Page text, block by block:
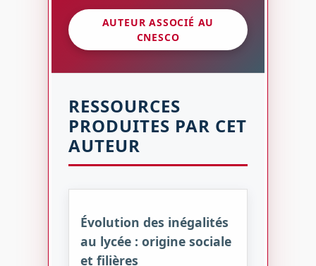
AUTEUR ASSOCIÉ AU
CNESCO
RESSOURCES
PRODUITES PAR CET
AUTEUR
Évolution des inégalités
au lycée : origine sociale
et filières